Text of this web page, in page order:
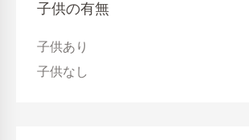
子供の有無
子供あり
子供なし